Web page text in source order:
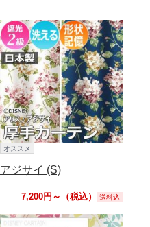
オススメ
アジサイ (S)
7,200円～（税込） 送料込